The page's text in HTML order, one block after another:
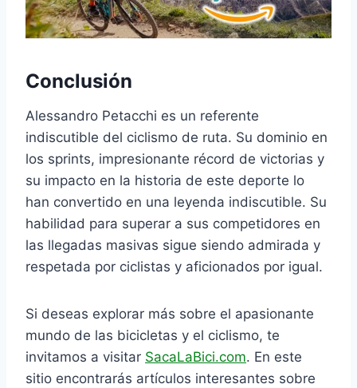
Conclusión
Alessandro Petacchi es un referente
indiscutible del ciclismo de ruta. Su dominio en
los sprints, impresionante récord de victorias y
su impacto en la historia de este deporte lo
han convertido en una leyenda indiscutible. Su
habilidad para superar a sus competidores en
las llegadas masivas sigue siendo admirada y
respetada por ciclistas y aficionados por igual.
Si deseas explorar más sobre el apasionante
mundo de las bicicletas y el ciclismo, te
invitamos a visitar SacaLaBici.com. En este
sitio encontrarás artículos interesantes sobre